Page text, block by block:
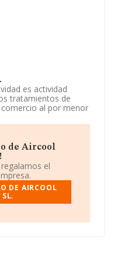
es actividad
tratamientos de
al por menor
y programas
68.10 /
Sociedad Limitada.
'%cnae%', código
en mercados
, CIF B56142201,
núm. 20, (28045),
de Aircool
el
DE AIRCOOL
SL.